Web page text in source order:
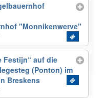
"Monnikenwerve"
Festijn“ auf die
(Ponton) im
Breskens